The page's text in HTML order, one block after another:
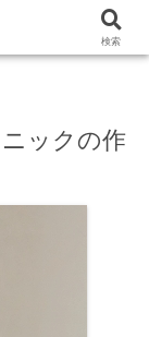
のヘアトニックの
ックの作
検索